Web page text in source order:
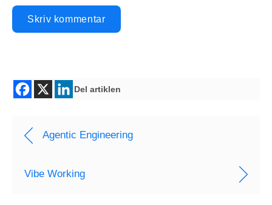
Del artiklen
Agentic Engineering
Vibe Working